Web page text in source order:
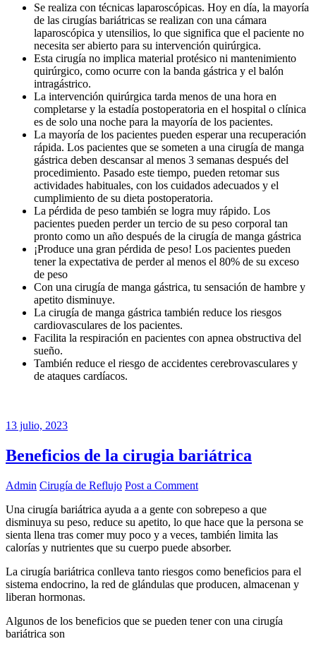
Se realiza con técnicas laparoscópicas. Hoy en día, la mayoría
de las cirugías bariátricas se realizan con una cámara
laparoscópica y utensilios, lo que significa que el paciente no
necesita ser abierto para su intervención quirúrgica.
Esta cirugía no implica material protésico ni mantenimiento
quirúrgico, como ocurre con la banda gástrica y el balón
intragástrico.
La intervención quirúrgica tarda menos de una hora en
completarse y la estadía postoperatoria en el hospital o clínica
es de solo una noche para la mayoría de los pacientes.
La mayoría de los pacientes pueden esperar una recuperación
rápida. Los pacientes que se someten a una cirugía de manga
gástrica deben descansar al menos 3 semanas después del
procedimiento. Pasado este tiempo, pueden retomar sus
actividades habituales, con los cuidados adecuados y el
cumplimiento de su dieta postoperatoria.
La pérdida de peso también se logra muy rápido. Los
pacientes pueden perder un tercio de su peso corporal tan
pronto como un año después de la cirugía de manga gástrica
¡Produce una gran pérdida de peso! Los pacientes pueden
tener la expectativa de perder al menos el 80% de su exceso
de peso
Con una cirugía de manga gástrica, tu sensación de hambre y
apetito disminuye.
La cirugía de manga gástrica también reduce los riesgos
cardiovasculares de los pacientes.
Facilita la respiración en pacientes con apnea obstructiva del
sueño.
También reduce el riesgo de accidentes cerebrovasculares y
de ataques cardíacos.
13 julio, 2023
Beneficios de la cirugia bariátrica
Admin Cirugía de Reflujo Post a Comment
Una cirugía bariátrica ayuda a a gente con sobrepeso a que
disminuya su peso, reduce su apetito, lo que hace que la persona se
sienta llena tras comer muy poco y a veces, también limita las
calorías y nutrientes que su cuerpo puede absorber.
La cirugía bariátrica conlleva tanto riesgos como beneficios para el
sistema endocrino, la red de glándulas que producen, almacenan y
liberan hormonas.
Algunos de los beneficios que se pueden tener con una cirugía
bariátrica son